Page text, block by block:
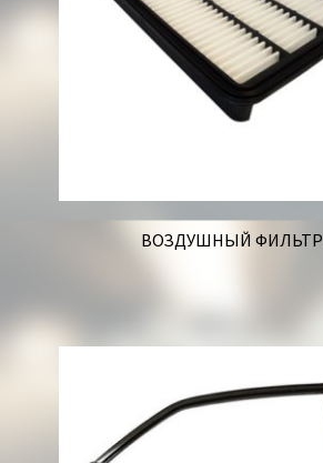
ВОЗДУШНЫЙ ФИЛЬТР